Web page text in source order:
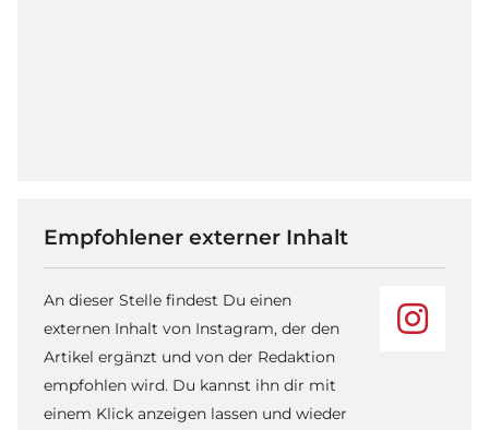
Empfohlener externer Inhalt
An dieser Stelle findest Du einen
externen Inhalt von Instagram, der den
Artikel ergänzt und von der Redaktion
empfohlen wird. Du kannst ihn dir mit
einem Klick anzeigen lassen und wieder